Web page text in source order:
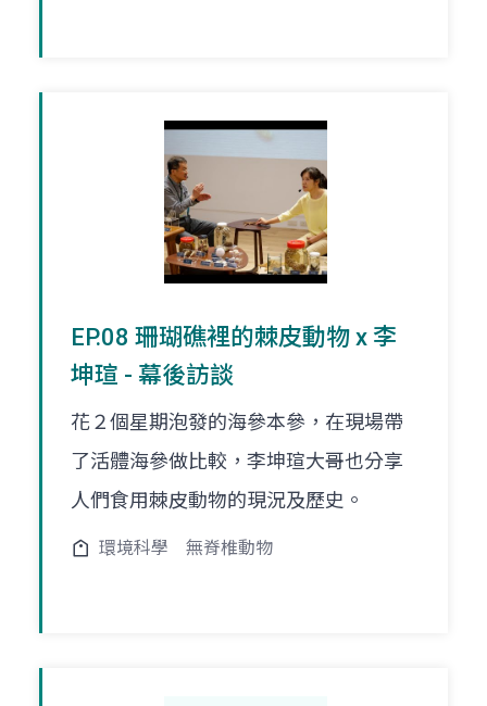
EP.08 珊瑚礁裡的棘皮動物 x 李
坤瑄 - 幕後訪談
花２個星期泡發的海參本參，在現場帶
了活體海參做比較，李坤瑄大哥也分享
人們食用棘皮動物的現況及歷史。
環境科學 無脊椎動物